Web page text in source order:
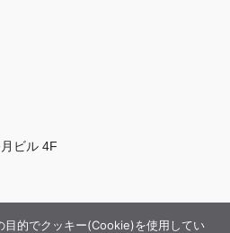
ビル 4F
目的でクッキー(Cookie)を使用してい